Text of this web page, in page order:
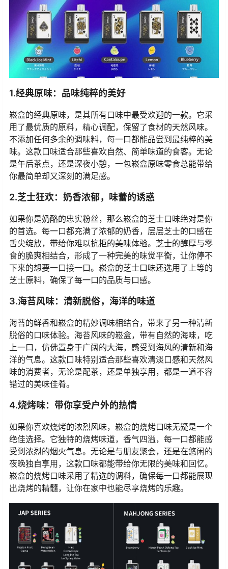
1.经典原味：品味纯粹的美好
崧盒的经典原味，是其所有口味中最受欢迎的一款。它采
用了最优质的原料，精心调配，保留了食材的天然风味。
不添加任何多余的调味料，每一口都能品尝到最纯粹的美
味。这款口味适合那些喜欢自然、简单味道的食客。无论
是午后茶点，还是深夜小憩，一包崧盒原味零食总能带给
你最简单却又深刻的满足感。
2.芝士狂欢：奶香浓郁，味蕾的诱惑
如果你是奶酪的忠实粉丝，那么崧盒的芝士口味绝对是你
的首选。每一口都充满了浓郁的奶香，层层芝士的口感在
舌尖绽放，带给你难以抗拒的美味体验。芝士的醇厚与零
食的脆爽相结合，形成了一种完美的味觉平衡，让你停不
下来的想要一口接一口。崧盒的芝士口味还选用了上等的
芝士原料，确保了每一口的品质与口感。
3.海苔风味：清新脱俗，海洋的味道
海苔的鲜香和崧盒的精妙调味相结合，带来了另一种清新
脱俗的口味体验。海苔风味的崧盒，带有自然的海味，吃
上一口，仿佛置身于广阔的大海，感受到海风的清新和海
洋的气息。这款口味特别适合那些喜欢清淡口感和天然风
味的消费者，无论是配茶，还是单独享用，都是一道不容
错过的美味佳肴。
4.烧烤味：带你享受户外的热情
如果你喜欢烧烤的浓烈风味，崧盒的烧烤口味无疑是一个
绝佳选择。它独特的烧烤味道，香气四溢，每一口都能感
受到浓烈的烟火气息。无论是与朋友聚会，还是在悠闲的
夜晚独自享用，这款口味都能带给你无限的美味和回忆。
崧盒的烧烤口味采用了精选的调料，确保每一口都能展现
出烧烤的精髓，让你在家中也能尽享烧烤的乐趣。